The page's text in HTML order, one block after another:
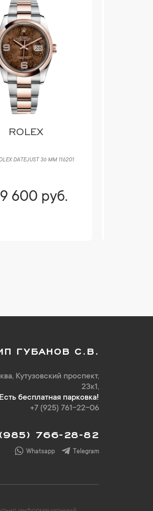
ROLEX
DATEJUST 36 ММ 116201
600 руб.
ГУБАНОВ С.В.
Кутузовский проспект,
23к1,
Есть бесплатная парковка!
+7 (925) 761-22-06
766-28-82
Whatsapp Telegram